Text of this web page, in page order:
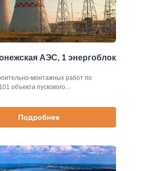
АЭС, 1 энергоблок
монтажных работ по
объекта пускового...